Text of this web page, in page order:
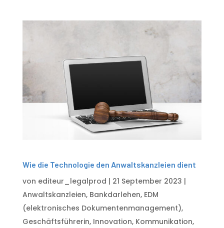
Wie die Technologie den Anwaltskanzleien dient
von editeur_legalprod | 21 September 2023 |
Anwaltskanzleien, Bankdarlehen, EDM
(elektronisches Dokumentenmanagement),
Geschäftsführerin, Innovation, Kommunikation,